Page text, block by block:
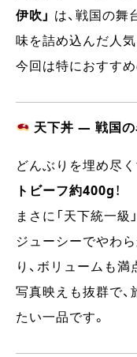
伊吹」 は、戦国の
味を詰め込んだ人
今回は特におすす
天下丼 ― 戦国の
どんぶりを埋め尽
トビーフ約400g！
まさに「天下統一級
ジューシーでやわ
り、ボリュームも満
写真映えも抜群で
たい一品です。